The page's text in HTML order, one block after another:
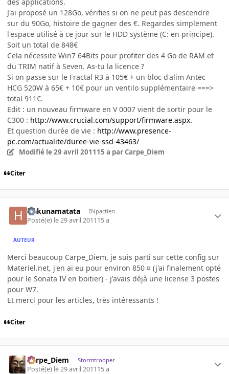
J'ai proposé un 128Go, vérifies si on ne peut pas descendre
sur du 90Go, histoire de gagner des €. Regardes simplement
l'espace utilisé à ce jour sur le HDD système (C: en principe).
Soit un total de 848€
Cela nécessite Win7 64Bits pour profiter des 4 Go de RAM et
du TRIM natif à Seven. As-tu la licence ?
Si on passe sur le Fractal R3 à 105€ + un bloc d'alim Antec
HCG 520W à 65€ + 10€ pour un ventilo supplémentaire ===>
total 911€.
Edit : un nouveau firmware en V 0007 vient de sortir pour le
C300 : http://www.crucial.com/support/firmware.aspx.
Et question durée de vie : http://www.presence-
pc.com/actualite/duree-vie-ssd-43463/
Modifié le 29 avril 201115 a par Carpe_Diem
Citer
Hakunamatata INpactien
Posté(e) le 29 avril 201115 a
AUTEUR
Merci beaucoup Carpe_Diem, je suis parti sur cette config sur
Materiel.net, j'en ai eu pour environ 850 ¤ (j'ai finalement opté
pour le Sonata IV en boitier) - j'avais déjà une license 3 postes
pour W7.
Et merci pour les articles, très intéressants !
Citer
Carpe_Diem Stormtrooper
Posté(e) le 29 avril 201115 a